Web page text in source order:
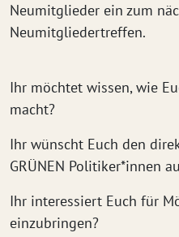
Neumitglieder ein zum
Neumitgliedertreffen.
Ihr möchtet wissen, wie
macht?
Ihr wünscht Euch den
GRÜNEN Politiker*innen
Ihr interessiert Euch für
einzubringen?